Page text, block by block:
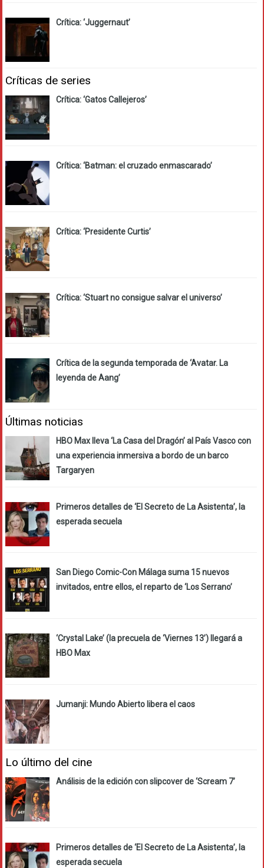
Crítica: ‘Juggernaut’
Críticas de series
Crítica: ‘Gatos Callejeros’
Crítica: ‘Batman: el cruzado enmascarado’
Crítica: ‘Presidente Curtis’
Crítica: ‘Stuart no consigue salvar el universo’
Crítica de la segunda temporada de ‘Avatar. La
leyenda de Aang’
Últimas noticias
HBO Max lleva ‘La Casa del Dragón’ al País Vasco con
una experiencia inmersiva a bordo de un barco
Targaryen
Primeros detalles de ‘El Secreto de La Asistenta’, la
esperada secuela
San Diego Comic-Con Málaga suma 15 nuevos
invitados, entre ellos, el reparto de ‘Los Serrano’
‘Crystal Lake’ (la precuela de ‘Viernes 13’) llegará a
HBO Max
Jumanji: Mundo Abierto libera el caos
Lo último del cine
Análisis de la edición con slipcover de ‘Scream 7’
Primeros detalles de ‘El Secreto de La Asistenta’, la
esperada secuela